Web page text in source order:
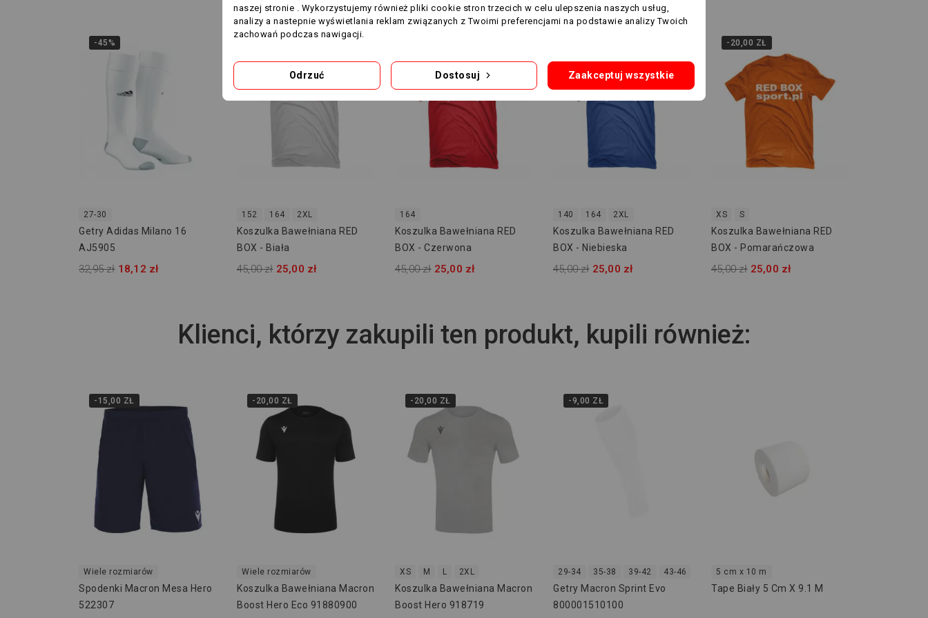
-45%
27-30
Getry Adidas Milano 16
AJ5905
32,95 zł 18,12 zł
-20,00 ZŁ
152 164 2XL
Koszulka Bawełniana RED
BOX - Biała
45,00 zł 25,00 zł
164
Koszulka Bawełniana RED
BOX - Czerwona
45,00 zł 25,00 zł
140 164 2XL
Koszulka Bawełniana RED
BOX - Niebieska
45,00 zł 25,00 zł
-20,00 ZŁ
XS S
Koszulka Bawełniana RED
BOX - Pomarańczowa
45,00 zł 25,00 zł
Klienci, którzy zakupili ten produkt, kupili również:
-15,00 ZŁ
Wiele rozmiarów
Spodenki Macron Mesa Hero
522307
-20,00 ZŁ
Wiele rozmiarów
Koszulka Bawełniana Macron
Boost Hero Eco 91880900
-20,00 ZŁ
XS M L 2XL
Koszulka Bawełniana Macron
Boost Hero 918719
-9,00 ZŁ
29-34 35-38 39-42 43-46 47-50
Getry Macron Sprint Evo
800001510100
5 cm x 10 m
Tape Biały 5 Cm X 9.1 M
naszej stronie . Wykorzystujemy również pliki cookie stron trzecich w celu ulepszenia naszych usług,
analizy a nastepnie wyświetlania reklam związanych z Twoimi preferencjami na podstawie analizy Twoich
zachowań podczas nawigacji.
Odrzuć Dostosuj Zaakceptuj wszystkie